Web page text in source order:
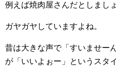
例えば焼肉屋さんだとしましょ
ガヤガヤしていますよね。
昔は大きな声で「すいませー
が「いいよぉー」というスタ